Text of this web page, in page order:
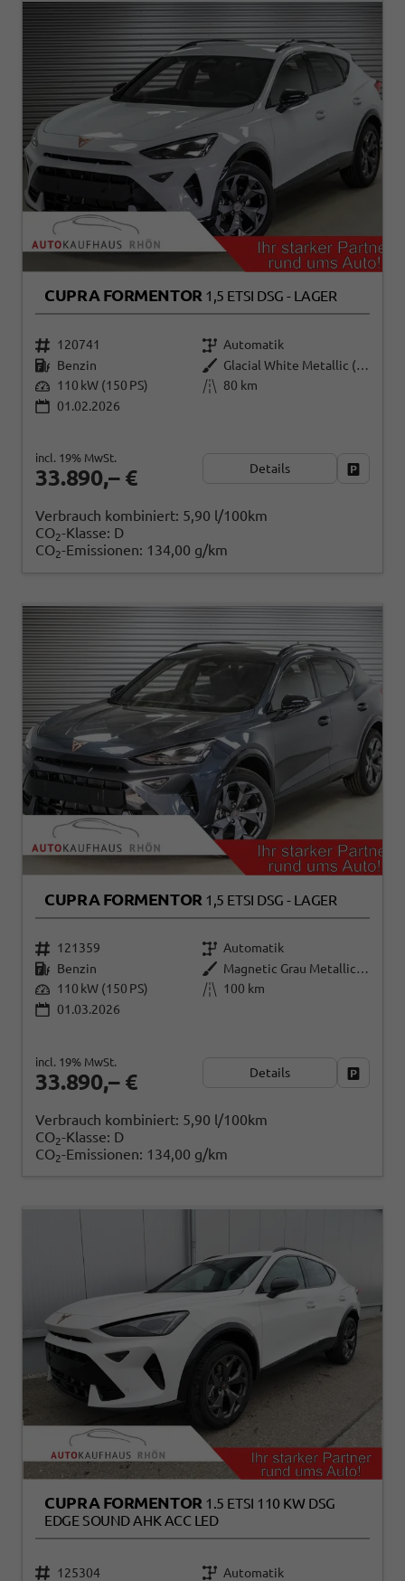
CUPRA FORMENTOR 1,5 ETSI DSG - LAGER
120741
Automatik
Benzin
Glacial White Metallic (2Y)
110 kW (150 PS)
80 km
01.02.2026
33.890,– €
incl. 19% MwSt.
Details
Verbrauch kombiniert: 5,90 l/100km
CO2-Klasse: D
CO2-Emissionen: 134,00 g/km
CUPRA FORMENTOR 1,5 ETSI DSG - LAGER
121359
Automatik
Benzin
Magnetic Grau Metallic (S7)
110 kW (150 PS)
100 km
01.03.2026
33.890,– €
incl. 19% MwSt.
Details
Verbrauch kombiniert: 5,90 l/100km
CO2-Klasse: D
CO2-Emissionen: 134,00 g/km
CUPRA FORMENTOR 1.5 ETSI 110 KW DSG
EDGE SOUND AHK ACC LED
125304 Automatik